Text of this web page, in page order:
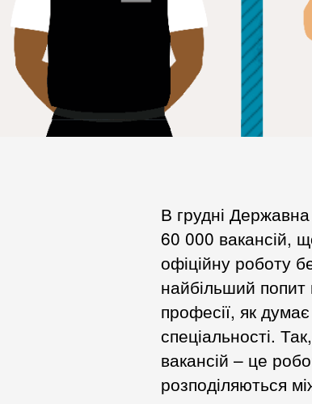
В грудні
60 000 вакансій,
офіційну роботу
найбільший попит
професії, як
спеціальності.
вакансій – це
розподіляються